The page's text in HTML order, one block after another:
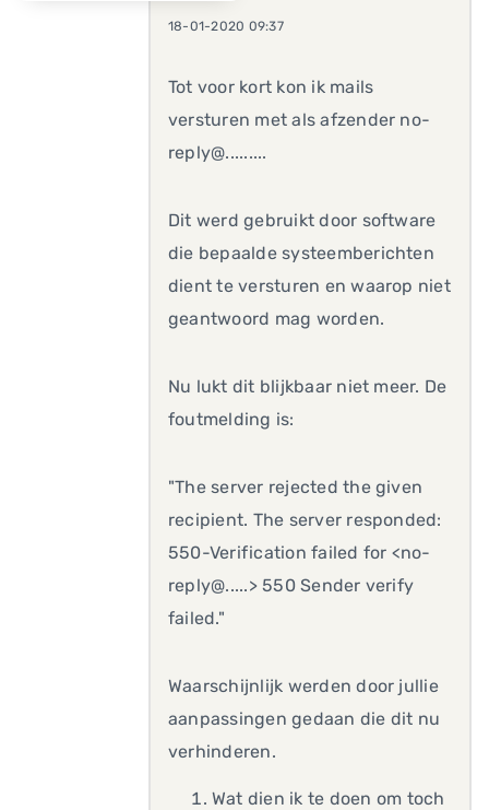
18-01-2020 09:37
Tot voor kort kon ik mails
versturen met als afzender no-
reply@.........
Dit werd gebruikt door software
die bepaalde systeemberichten
dient te versturen en waarop niet
geantwoord mag worden.
Nu lukt dit blijkbaar niet meer. De
foutmelding is:
"The server rejected the given
recipient. The server responded:
550-Verification failed for <no-
reply@.....> 550 Sender verify
failed."
Waarschijnlijk werden door jullie
aanpassingen gedaan die dit nu
verhinderen.
Wat dien ik te doen om toch